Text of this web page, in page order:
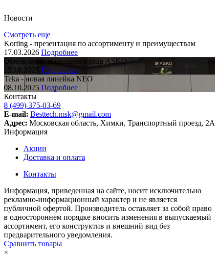
Новости
Смотреть еще
Korting - презентация по ассортименту и преимуществам
17.03.2026 Подробнее
Обновление модельного ряда ASKO
15.10.2025 Подробнее
Teka - новая линейка NEO
08.10.2025 Подробнее
Контакты
8 (499) 375-03-69
E-mail: Besttech.msk@gmail.com
Адрес: Московская область, Химки, Транспортный проезд, 2А
Информация
Акции
Доставка и оплата
Контакты
Информация, приведенная на сайте, носит исключительно
рекламно-информационный характер и не является
публичной офертой. Производитель оставляет за собой право
в одностороннем порядке вносить изменения в выпускаемый
ассортимент, его конструктив и внешний вид без
предварительного уведомления.
Сравнить товары
×